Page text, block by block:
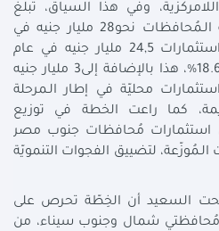
وفي هذا السياق، تبلُغ
الاستثمارات الـمُوجّهة لتنمية الـمُحافظات نحو28 مليار جنيه في
خِطّة عام 24/2025، مُقابل استثمارات 24,5 مليار جنيه في عام
23/2024، بنسبة زيادة تُناهِز 18.6%، هذا بالإضافة إلى3 مليار جنيه
جنيه استثمارات محليّة في إطار الـمرحلة
كما راعت الخطة في توزيع
استثمارات مُحافظات جنوب مصر
الـمُوزّعة، لتضييق الفجوات التنمويّة
السعيد أن الخِطّة تحرص على
مُحافظتي شمال وجنوب سيناء، من